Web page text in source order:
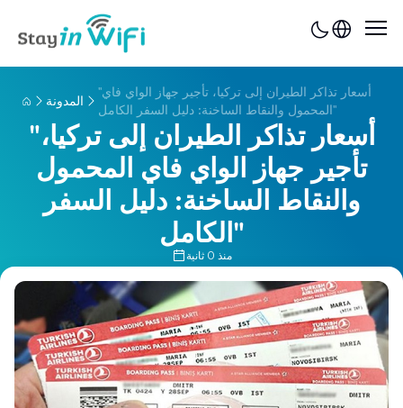
المدونة
"أسعار تذاكر الطيران إلى تركيا، تأجير جهاز الواي فاي
المحمول والنقاط الساخنة: دليل السفر الكامل"
"أسعار تذاكر الطيران إلى تركيا،
تأجير جهاز الواي فاي المحمول
والنقاط الساخنة: دليل السفر
الكامل"
منذ 0 ثانية